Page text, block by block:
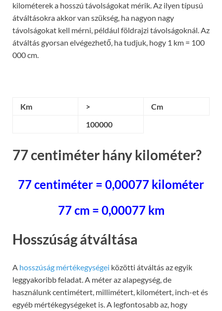
kilométerek a hosszú távolságokat mérik. Az ilyen típusú
átváltásokra akkor van szükség, ha nagyon nagy
távolságokat kell mérni, például földrajzi távolságoknál. Az
átváltás gyorsan elvégezhető, ha tudjuk, hogy 1 km = 100
000 cm.
Km >
Cm
100000
77 centiméter hány kilométer?
77 centiméter = 0,00077 kilométer
77 cm = 0,00077 km
Hosszúság átváltása
A hosszúság mértékegységei közötti átváltás az egyik
leggyakoribb feladat. A méter az alapegység, de
használunk centimétert, millimétert, kilométert, inch-et és
egyéb mértékegységeket is. A legfontosabb az, hogy